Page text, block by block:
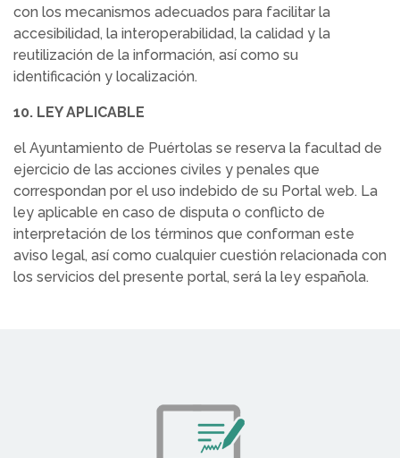
con los mecanismos adecuados para facilitar la
accesibilidad, la interoperabilidad, la calidad y la
reutilización de la información, así como su
identificación y localización.
10. LEY APLICABLE
el Ayuntamiento de Puértolas se reserva la facultad de
ejercicio de las acciones civiles y penales que
correspondan por el uso indebido de su Portal web. La
ley aplicable en caso de disputa o conflicto de
interpretación de los términos que conforman este
aviso legal, así como cualquier cuestión relacionada con
los servicios del presente portal, será la ley española.